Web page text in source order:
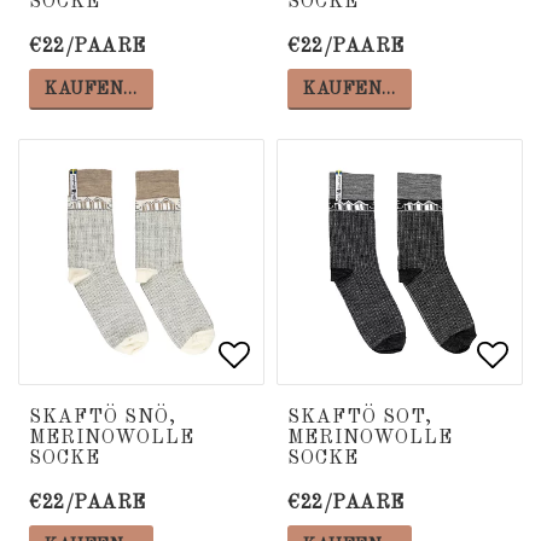
€22/PAARE
KAUFEN…
€22/PAARE
KAUFEN…
Add to list of favorites
Add to list of favorites
SKAFTÖ SNÖ,
MERINOWOLLE
SOCKE
€22/PAARE
SKAFTÖ SOT,
MERINOWOLLE
SOCKE
€22/PAARE